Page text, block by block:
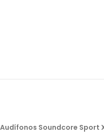
Audífonos Soundcore Sport